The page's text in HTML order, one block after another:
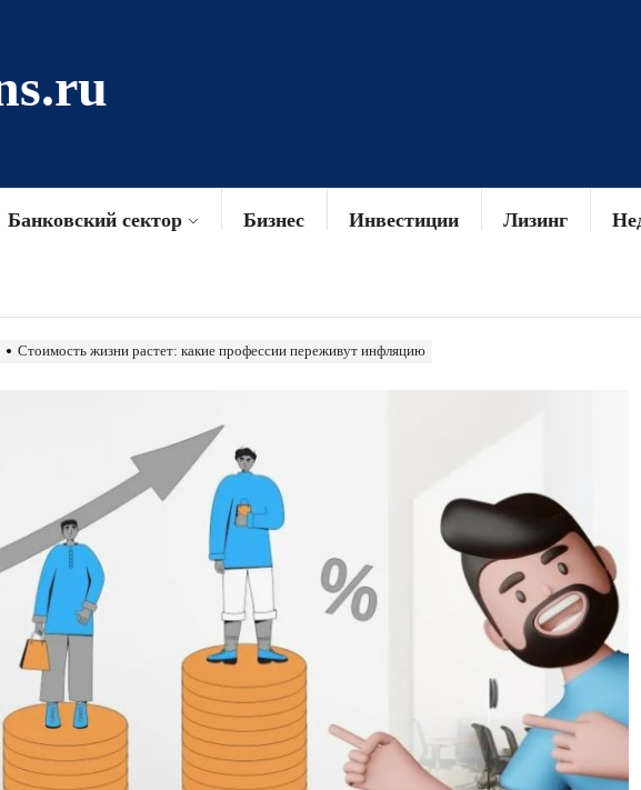
Банковский сектор Бизнес Инвестиции Лизинг
Стоимость жизни растет: какие профессии переживут инфляцию